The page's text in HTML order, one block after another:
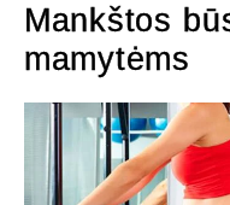
Mankštos
mamytėms